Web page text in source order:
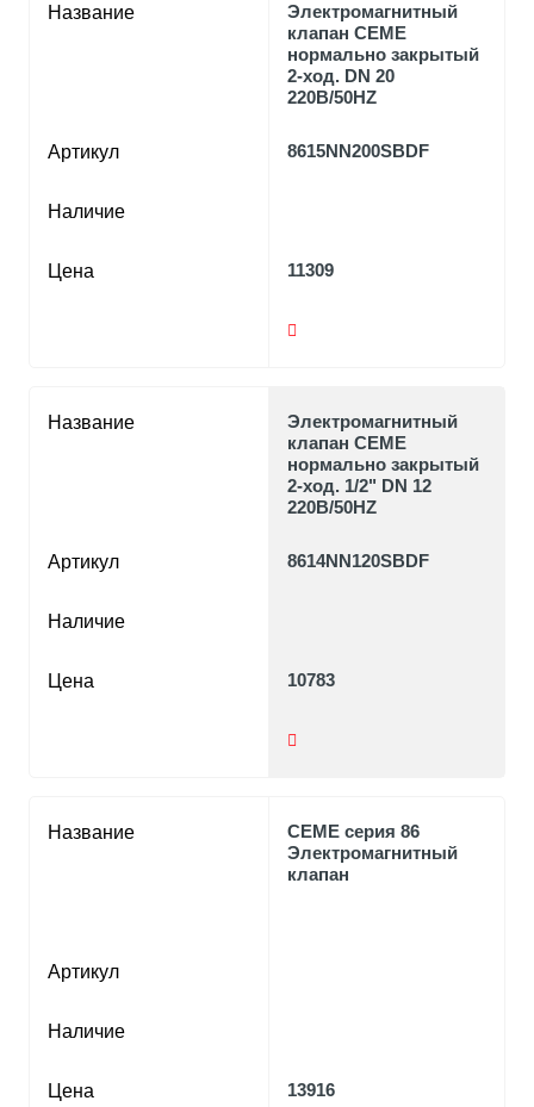
Название
Артикул
Наличие
Цена
Электромагнитный
клапан CEME
нормально закрытый
2-ход. DN 20
220В/50HZ
8615NN200SBDF
11309
Название
Артикул
Наличие
Цена
Электромагнитный
клапан CEME
нормально закрытый
2-ход. 1/2" DN 12
220В/50HZ
8614NN120SBDF
10783
Название
Артикул
Наличие
Цена
CEME серия 86
Электромагнитный
клапан
13916